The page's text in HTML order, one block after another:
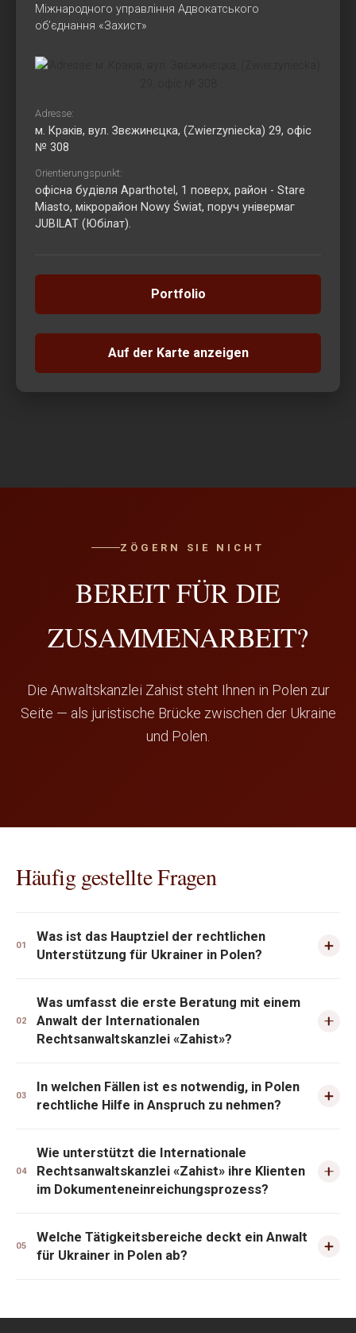
Міжнародного управління Адвокатського
об’єднання «Захист»
Adresse:
м. Краків, вул. Звєжинєцка, (Zwierzyniecka) 29, офіс
№ 308
Orientierungspunkt:
офісна будівля Aparthotel, 1 поверх, район - Stare
Miasto, мікрорайон Nowy Świat, поруч універмаг
JUBILAT (Юбілат).
Portfolio
Auf der Karte anzeigen
ZÖGERN SIE NICHT
BEREIT FÜR DIE
ZUSAMMENARBEIT?
Die Anwaltskanzlei Zahist steht Ihnen in Polen zur
Seite — als juristische Brücke zwischen der Ukraine
und Polen.
Häufig gestellte Fragen
01
Was ist das Hauptziel der rechtlichen
Unterstützung für Ukrainer in Polen?
02
Was umfasst die erste Beratung mit einem
Anwalt der Internationalen
Rechtsanwaltskanzlei «Zahist»?
03
In welchen Fällen ist es notwendig, in Polen
rechtliche Hilfe in Anspruch zu nehmen?
04
Wie unterstützt die Internationale
Rechtsanwaltskanzlei «Zahist» ihre Klienten
im Dokumenteneinreichungsprozess?
05
Welche Tätigkeitsbereiche deckt ein Anwalt
für Ukrainer in Polen ab?